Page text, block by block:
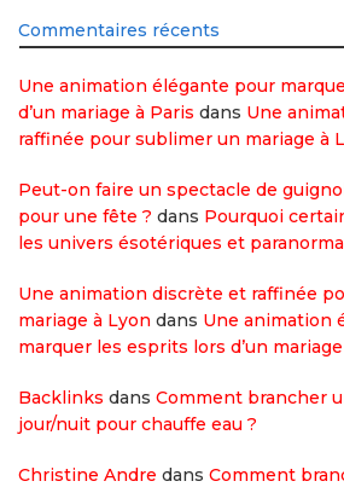
Commentaires récents
Une animation élégante pour
d’un mariage à Paris dans Une
raffinée pour sublimer un mariage à
Peut-on faire un spectacle de
pour une fête ? dans Pourquoi
les univers ésotériques et
Une animation discrète et raffinée
mariage à Lyon dans Une animation
marquer les esprits lors d’un
Backlinks dans Comment brancher
jour/nuit pour chauffe eau ?
Christine Andre dans Comment